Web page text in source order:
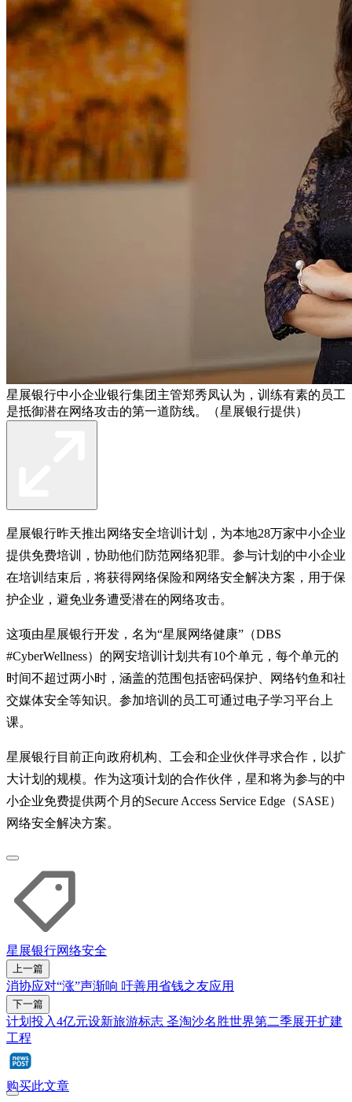
星展银行中小企业银行集团主管郑秀凤认为，训练有素的员工
是抵御潜在网络攻击的第一道防线。（星展银行提供）
星展银行昨天推出网络安全培训计划，为本地28万家中小企业
提供免费培训，协助他们防范网络犯罪。参与计划的中小企业
在培训结束后，将获得网络保险和网络安全解决方案，用于保
护企业，避免业务遭受潜在的网络攻击。
这项由星展银行开发，名为“星展网络健康”（DBS
#CyberWellness）的网安培训计划共有10个单元，每个单元的
时间不超过两小时，涵盖的范围包括密码保护、网络钓鱼和社
交媒体安全等知识。参加培训的员工可通过电子学习平台上
课。
星展银行目前正向政府机构、工会和企业伙伴寻求合作，以扩
大计划的规模。作为这项计划的合作伙伴，星和将为参与的中
小企业免费提供两个月的Secure Access Service Edge（SASE）
网络安全解决方案。
星展银行网络安全
上一篇
消协应对“涨”声渐响 吁善用省钱之友应用
下一篇
计划投入4亿元设新旅游标志 圣淘沙名胜世界第二季展开扩建
工程
购买此文章